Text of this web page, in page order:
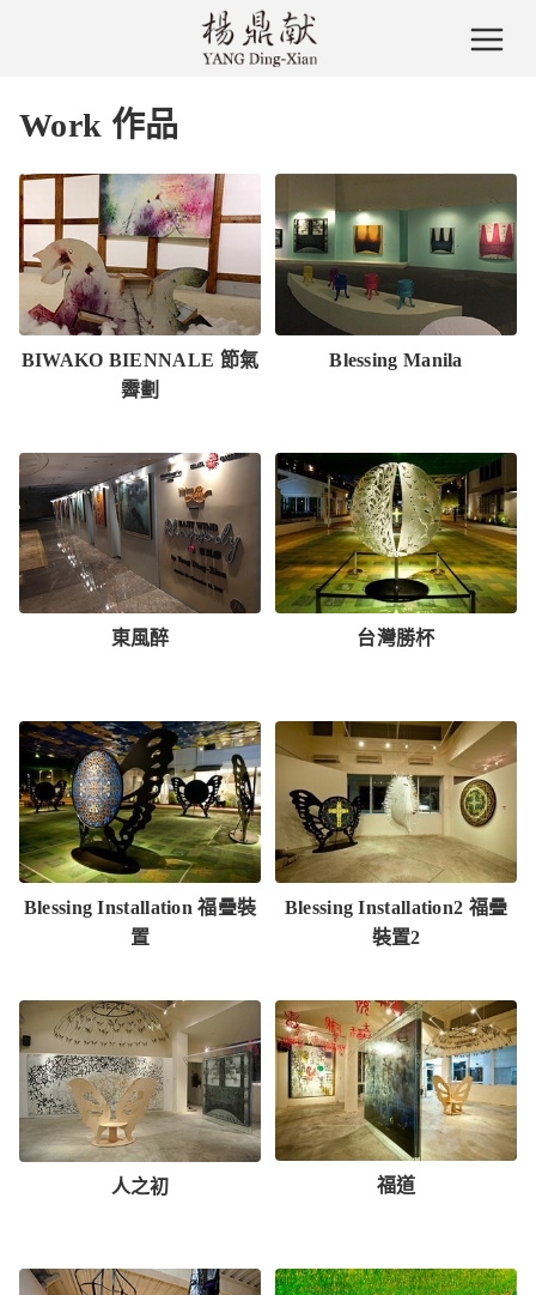
Work 作品
BIWAKO BIENNALE 節氣
霽劃
Blessing Manila
東風醉 台灣勝杯
Blessing Installation 福疊裝
置
Blessing Installation2 福疊
裝置2
人之初 福道